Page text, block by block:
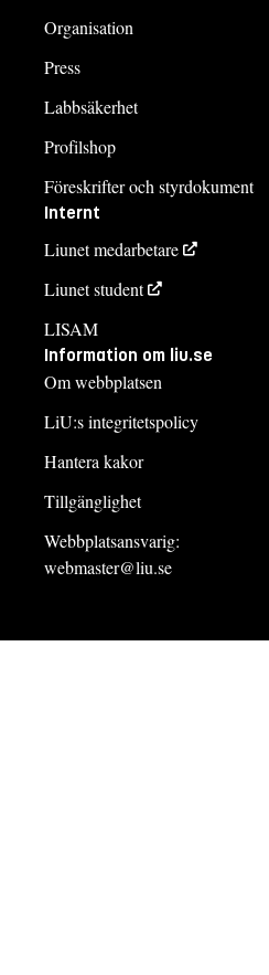
Organisation
Press
Labbsäkerhet
Profilshop
Föreskrifter och styrdokument
Internt
Liunet medarbetare
Liunet student
LISAM
Information om liu.se
Om webbplatsen
LiU:s integritetspolicy
Hantera kakor
Tillgänglighet
Webbplatsansvarig:
webmaster@liu.se